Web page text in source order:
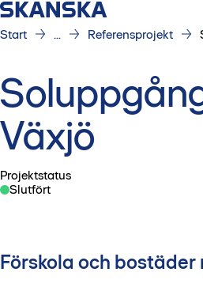
Start ... Referensprojekt
Växjö
Projektstatus
Slutfört
Förskola och